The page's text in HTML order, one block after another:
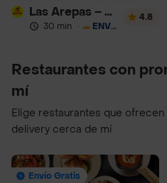
Las Arepas – Arepas Rellenas
30 min · ENVÍO GRATIS
4.8
Restaurantes con
mí
Elige restaurantes que
delivery cerca de mí
Envío Gratis